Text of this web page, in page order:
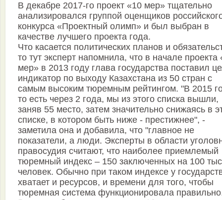
В декабре 2017-го проект «10 мер» тщательно
анализировался группой оценщиков
конкурса «Проектный олимп» и был выбран в
качестве лучшего проекта года.
Что касается политических планов и
то тут эксперт напомнила, что в начале проекта
мер» в 2013 году глава государства поставил
индикатор по выходу Казахстана из 50 стран с
самым высоким тюремным рейтингом. "В 2015
то есть через 2 года, мы из этого списка вышли,
заняв 55 место, затем значительно снижаясь в
списке, в котором быть ниже - престижнее", -
заметила она и добавила, что "главное не
показатели, а люди. Эксперты в области
правосудия считают, что наиболее приемлемый
тюремный индекс – 150 заключенных на 100
человек. Обычно при таком индексе у
хватает и ресурсов, и времени для того, чтобы
тюремная система функционировала